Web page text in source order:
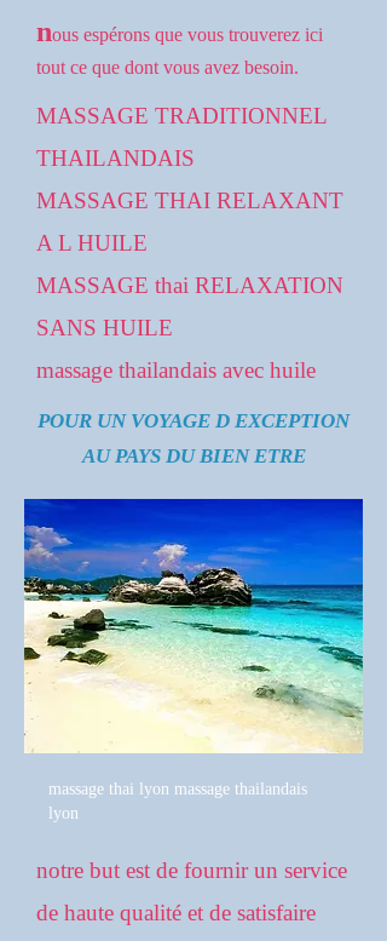
nous espérons que vous trouverez ici
tout ce que dont vous avez besoin.
MASSAGE TRADITIONNEL
THAILANDAIS
MASSAGE THAI RELAXANT
A L HUILE
MASSAGE thai RELAXATION
SANS HUILE
massage thailandais avec huile
POUR UN VOYAGE D EXCEPTION
AU PAYS DU BIEN ETRE
massage thai lyon massage thailandais
lyon
notre but est de fournir un service
de haute qualité et de satisfaire